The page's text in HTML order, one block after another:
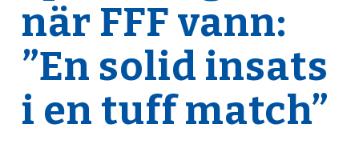
när FFF vann:
”En solid insats
i en tuff match”